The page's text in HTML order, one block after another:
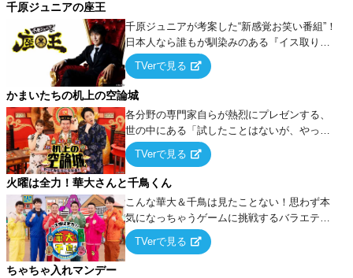
千原ジュニアの座王
千原ジュニアが考案した“新感覚お笑い番組”！
日本人なら誰もが馴染みのある『イス取りゲ
ーム』をベースに、大喜利・ギャグ・モノボ
ケ・歌…など様々なお題で芸人がショートネ
タを競い合う！
TVerで見る
かまいたちの机上の空論城
各分野の専門家自らが熱烈にプレゼンする、
世の中にある「試したことはないが、やって
みたらこうなる！…ハズ」という“机上の空
論”に若手芸人らがカラダを張って挑む！
TVerで見る
火曜は全力！華大さんと千鳥くん
こんな華大＆千鳥は見たことない！思わず本
気になっちゃうゲームに挑戦するバラエティ
ー！
TVerで見る
ちゃちゃ入れマンデー